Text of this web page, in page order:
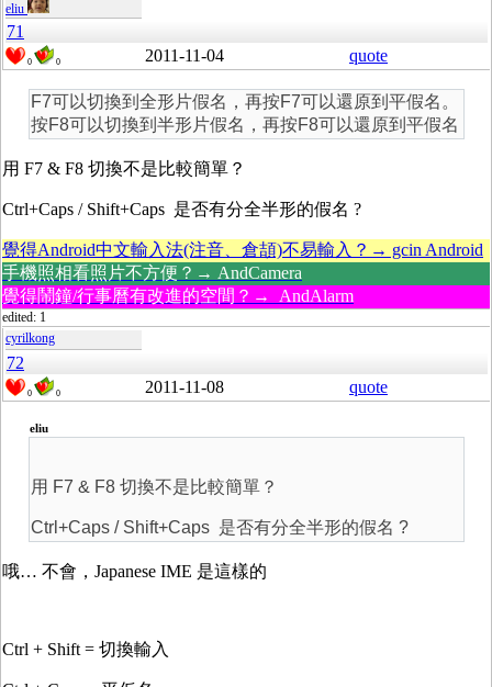
eliu
71
0 0 2011-11-04 quote
F7可以切換到全形片假名，再按F7可以還原到平假名。
按F8可以切換到半形片假名，再按F8可以還原到平假名
用 F7 & F8 切換不是比較簡單？
Ctrl+Caps / Shift+Caps 是否有分全半形的假名 ?
覺得Android中文輸入法(注音、倉頡)不易輸入？→ gcin Android
手機照相看照片不方便？→ AndCamera
覺得鬧鐘/行事曆有改進的空間？→ AndAlarm
edited: 1
cyrilkong
72
0 0 2011-11-08 quote
eliu
用 F7 & F8 切換不是比較簡單？
Ctrl+Caps / Shift+Caps 是否有分全半形的假名 ?
哦… 不會，Japanese IME 是這樣的
Ctrl + Shift = 切換輸入